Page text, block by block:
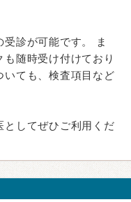
診が可能です。 ま
随時受け付けており
いても、検査項目など
としてぜひご利用くだ